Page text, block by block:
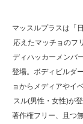
マッスルプラスは「
応えたマッチョのフ
ディハッカーメンバ
登場。ボディビルダ
ョからメディアやイ
スル(男性・女性)が
著作権フリー、且つ